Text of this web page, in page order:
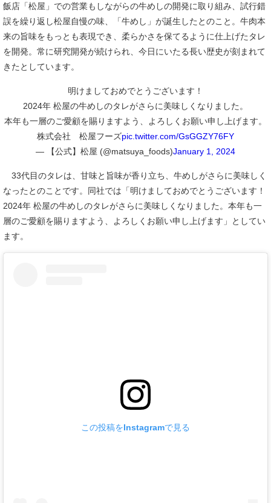
飯店「松屋」での営業もしながらの牛めしの開発に取り組み、試行錯
誤を繰り返し松屋自慢の味、「牛めし」が誕生したとのこと。牛肉本
来の旨味をもっとも表現でき、柔らかさを保てるように仕上げたタレ
を開発。常に研究開発が続けられ、今日にいたる長い歴史が刻まれて
きたとしています。
明けましておめでとうございます！
2024年 松屋の牛めしのタレがさらに美味しくなりました。
本年も一層のご愛顧を賜りますよう、よろしくお願い申し上げます。
株式会社 松屋フーズpic.twitter.com/GsGGZY76FY
— 【公式】松屋 (@matsuya_foods)January 1, 2024
33代目のタレは、甘味と旨味が香り立ち、牛めしがさらに美味しく
なったとのことです。同社では「明けましておめでとうございます！
2024年 松屋の牛めしのタレがさらに美味しくなりました。本年も一
層のご愛顧を賜りますよう、よろしくお願い申し上げます」としてい
ます。
この投稿をInstagramで見る